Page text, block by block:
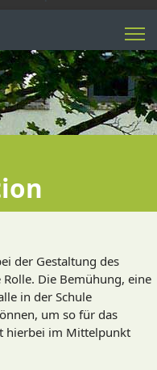
der Gestaltung des
Die Bemühung, eine
in der Schule
um so für das
hierbei im Mittelpunkt